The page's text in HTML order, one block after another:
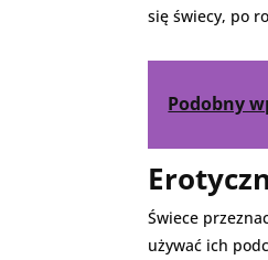
się świecy, po
Podobny
Świece
używać ich